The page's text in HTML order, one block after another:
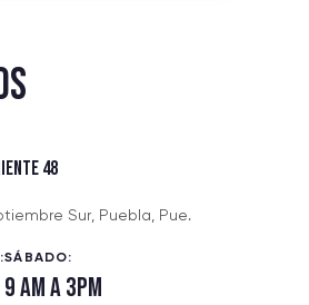
48
Sur, Puebla, Pue.
SÁBADO:
9 am a 3pm